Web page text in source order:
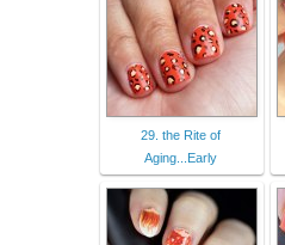
29. the Rite of
Aging...Early